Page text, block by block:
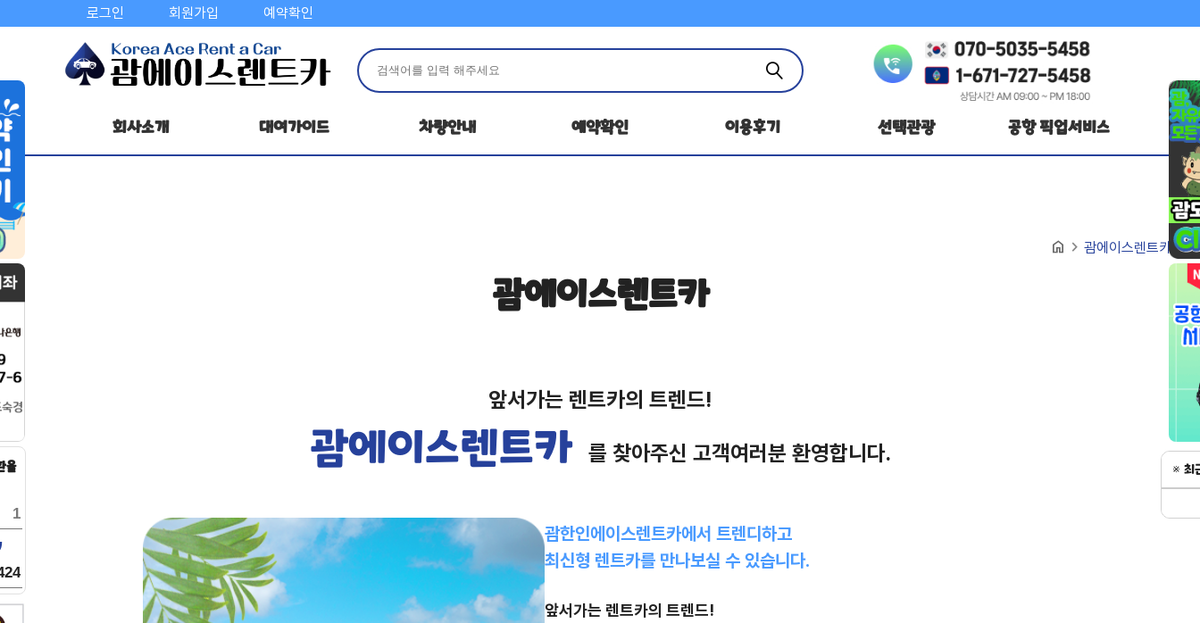
로그인 회원가입 예약확인
회사소개 대여가이드 차량안내 예약확인 이용후기 선택관광 공항 픽업서비스
율
home navigate_next 괌에이스렌트카
괌에이스렌트카
앞서가는 렌트카의 트렌드!
괌에이스렌트카 를 찾아주신 고객여러분 환영합니다.
괌한인에이스렌트카에서 트렌디하고
최신형 렌트카를 만나보실 수 있습니다.
앞서가는 렌트카의 트렌드!